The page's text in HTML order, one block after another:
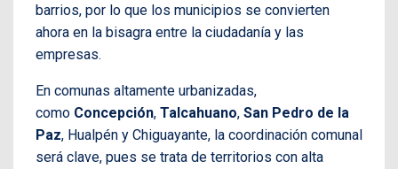
barrios, por lo que los municipios se convierten
ahora en la bisagra entre la ciudadanía y las
empresas.
En comunas altamente urbanizadas,
como Concepción, Talcahuano, San Pedro de la
Paz, Hualpén y Chiguayante, la coordinación comunal
será clave, pues se trata de territorios con alta